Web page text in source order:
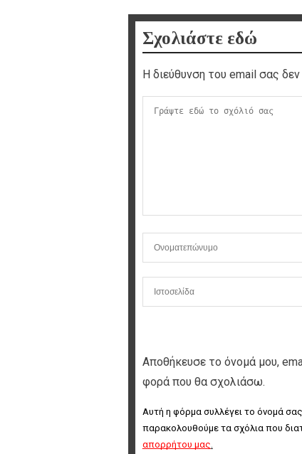
Σχολιάστε εδώ
Η διεύθυνση του email σας δεν
Αποθήκευσε το όνομά μου,
φορά που θα σχολιάσω.
Αυτή η φόρμα συλλέγει το όνομά
παρακολουθούμε τα σχόλια που
απορρήτου μας